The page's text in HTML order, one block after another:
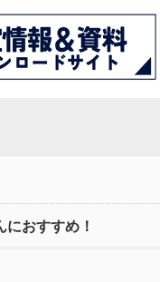
おすすめ！